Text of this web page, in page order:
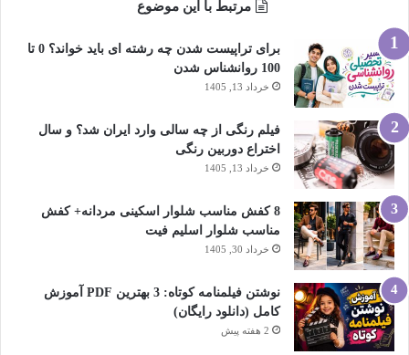
مرتبط با این موضوع
برای تراپیست شدن چه رشته ای باید خواند؟ 0 تا
100 روانشناس شدن
خرداد 13, 1405
فیلم رنگی از چه سالی وارد ایران شد؟ و سال
اختراع دوربین رنگی
خرداد 13, 1405
8 کفش مناسب شلوار اسکینی مردانه+ کفش
مناسب شلوار اسلیم فیت
خرداد 30, 1405
نوشتن فیلمنامه کوتاه: 3 بهترین PDF آموزش
کامل (دانلود رایگان)
2 هفته پیش